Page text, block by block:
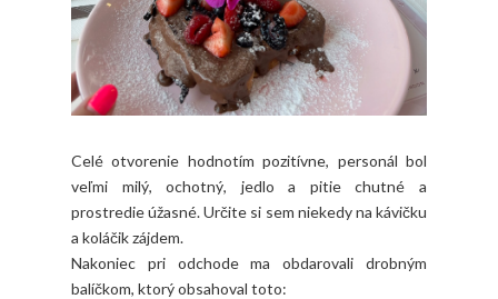
Celé otvorenie hodnotím pozitívne, personál bol
veľmi milý, ochotný, jedlo a pitie chutné a
prostredie úžasné. Určite si sem niekedy na kávičku
a koláčik zájdem.
Nakoniec pri odchode ma obdarovali drobným
balíčkom, ktorý obsahoval toto: